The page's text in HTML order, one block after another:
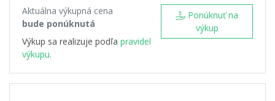
Aktuálna výkupná cena
bude ponúknutá
Výkup sa realizuje podľa pravidel
výkupu.
výkup